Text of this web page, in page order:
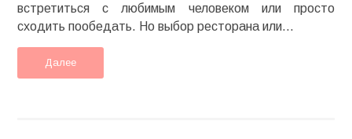
встретиться с любимым человеком или просто
сходить пообедать. Но выбор ресторана или...
Далее